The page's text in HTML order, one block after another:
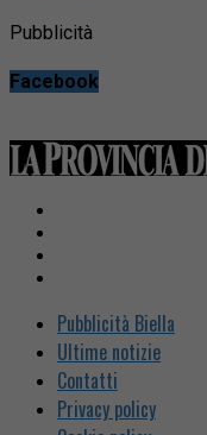
Pubblicità
Facebook
Pubblicità Biella
Ultime notizie
Contatti
Privacy policy